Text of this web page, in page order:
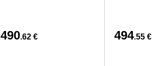
490.62 € 494.55 €